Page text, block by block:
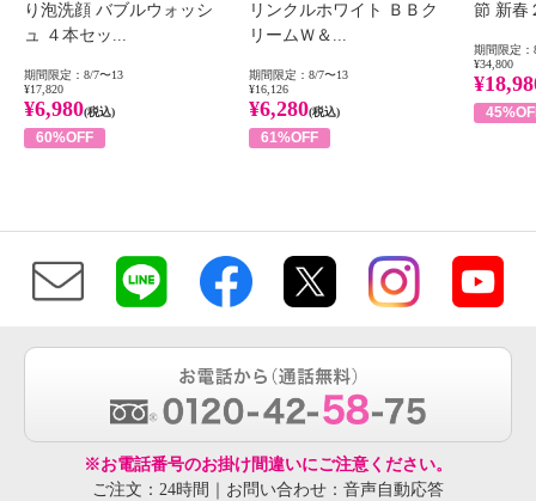
り泡洗顔 バブルウォッシ
ュ ４本セッ...
期間限定：8/7〜13
¥17,820
¥6,980(税込)
60%OFF
リンクルホワイト ＢＢク
リームＷ＆...
期間限定：8/7〜13
¥16,126
¥6,280(税込)
61%OFF
節 新春
期間限定：
¥34,800
※お電話番号のお掛け間違いにご注意ください。
ご注文：24時間｜お問い合わせ：音声自動応答